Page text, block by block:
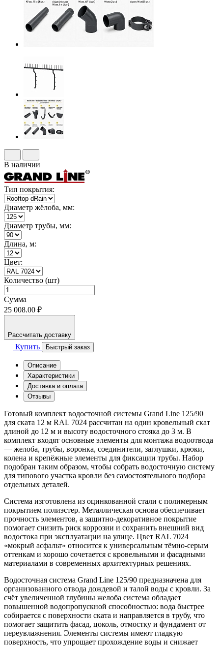
В наличии
Тип покрытия:
Диаметр жёлоба, мм:
Диаметр трубы, мм:
Длина, м:
Цвет:
Количество (шт)
Сумма
25 008.00 ₽
Рассчитать доставку
Купить Быстрый заказ
Описание
Характеристики
Доставка и оплата
Отзывы
Готовый комплект водосточной системы Grand Line 125/90
для ската 12 м RAL 7024 рассчитан на один кровельный скат
длиной до 12 м и высоту водосточного стояка до 3 м. В
комплект входят основные элементы для монтажа водоотвода
— желоба, трубы, воронка, соединители, заглушки, крюки,
колена и крепёжные элементы для фиксации трубы. Набор
подобран таким образом, чтобы собрать водосточную систему
для типового участка кровли без самостоятельного подбора
отдельных деталей.
Система изготовлена из оцинкованной стали с полимерным
покрытием полиэстер. Металлическая основа обеспечивает
прочность элементов, а защитно-декоративное покрытие
помогает снизить риск коррозии и сохранить внешний вид
водостока при эксплуатации на улице. Цвет RAL 7024
«мокрый асфальт» относится к универсальным тёмно-серым
оттенкам и хорошо сочетается с кровельными и фасадными
материалами в современных архитектурных решениях.
Водосточная система Grand Line 125/90 предназначена для
организованного отвода дождевой и талой воды с кровли. За
счёт увеличенной глубины желоба система обладает
повышенной водопропускной способностью: вода быстрее
собирается с поверхности ската и направляется в трубу, что
помогает защитить фасад, цоколь, отмостку и фундамент от
переувлажнения. Элементы системы имеют гладкую
поверхность, что упрощает прохождение воды и снижает